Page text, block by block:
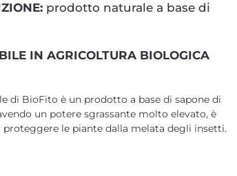
prodotto naturale a base di
IN AGRICOLTURA BIOLOGICA
di BioFito è un prodotto a base di sapone di
un potere sgrassante molto elevato, è
proteggere le piante dalla melata degli insetti.